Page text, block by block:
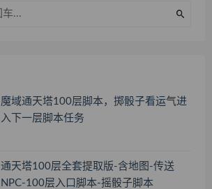
魔域通天塔100层脚本，掷骰子看运气进
入下一层脚本任务
通天塔100层全套提取版-含地图-传送
NPC-100层入口脚本-摇骰子脚本